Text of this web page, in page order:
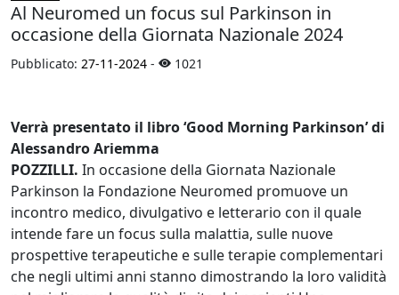
Al Neuromed un focus sul Parkinson in
occasione della Giornata Nazionale 2024
Pubblicato: 27-11-2024 - 1021
Verrà presentato il libro ‘Good Morning Parkinson’ di
Alessandro Ariemma
POZZILLI. In occasione della Giornata Nazionale
Parkinson la Fondazione Neuromed promuove un
incontro medico, divulgativo e letterario con il quale
intende fare un focus sulla malattia, sulle nuove
prospettive terapeutiche e sulle terapie complementari
che negli ultimi anni stanno dimostrando la loro validità